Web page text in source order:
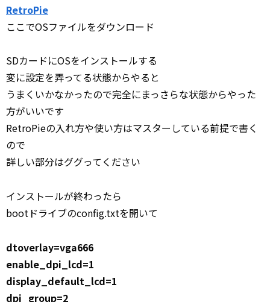
RetroPie
ここでOSファイルをダウンロード
SDカードにOSをインストールする
変に設定を弄ってる状態からやると
うまくいかなかったので完全にまっさらな状態からやった
方がいいです
RetroPieの入れ方や使い方はマスターしている前提で書く
ので
詳しい部分はググってください
インストールが終わったら
bootドライブのconfig.txtを開いて
dtoverlay=vga666
enable_dpi_lcd=1
display_default_lcd=1
dpi_group=2